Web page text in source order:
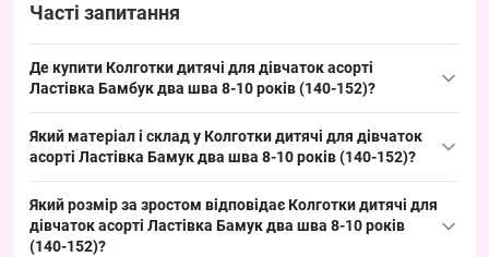
Часті запитання
Де купити Колготки дитячі для дівчаток асорті
Ластівка Бамбук два шва 8-10 років (140-152)?
шва 8-10 років (140-152) можна оптом з Одеса 7КМ; це ходовий
добре закриває базовий попит в оптовому асортименті.
Який матеріал і склад у Колготки дитячі для дівчаток
асорті Ластівка Бамук два шва 8-10 років (140-152)?
дитячих колготок весняно-осіннього сезону. Такий матеріал
часто має хорошу зносостійкість і колірну стійкість, що робить
Який розмір за зростом відповідає Колготки дитячі для
дівчаток асорті Ластівка Бамук два шва 8-10 років
(140-152)?